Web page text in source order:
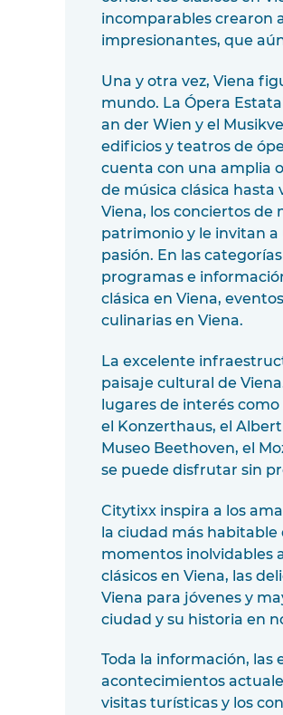
incomparables crearon
impresionantes, que
Una y otra vez, Viena
mundo. La Ópera
an der Wien y el
edificios y teatros de
cuenta con una amplia
de música clásica hasta
Viena, los conciertos de
patrimonio y le invitan
pasión. En las
programas e
clásica en Viena,
culinarias en Viena.
La excelente
paisaje cultural de
lugares de interés como
el Konzerthaus, el
Museo Beethoven, el
se puede disfrutar sin
Citytixx inspira a los
la ciudad más
momentos inolvidables
clásicos en Viena, las
Viena para jóvenes y
ciudad y su historia en
Toda la información, las
acontecimientos
visitas turísticas y los